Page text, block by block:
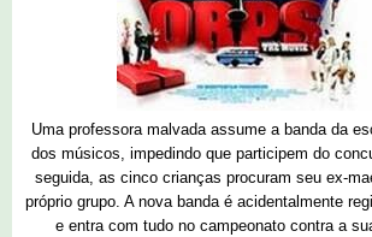
Uma professora malvada assume a banda da
dos músicos, impedindo que participem do
seguida, as cinco crianças procuram seu ex-
próprio grupo. A nova banda é acidentalmente
e entra com tudo no campeonato contra a